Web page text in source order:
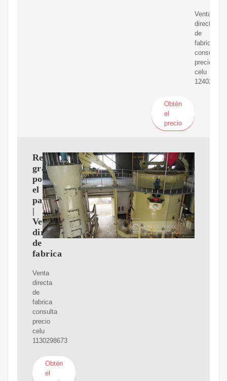
Venta
directa
de
fabrica
consulta
precio
celu
Obtén
el
precio
Reja
grande
por
el
pavimento
|
Venta
directa
de
fabrica
Venta
directa
de
fabrica
consulta
precio
celu
1130298673
Obtén
el